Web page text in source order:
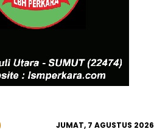
JUMAT, 7 AGUSTUS 2026